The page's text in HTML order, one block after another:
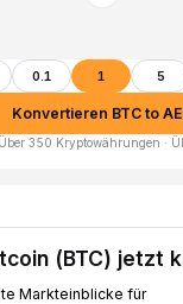
0.1 1 5
Konvertieren BTC to
350 Kryptowährungen ·
(BTC) jetzt
Markteinblicke für